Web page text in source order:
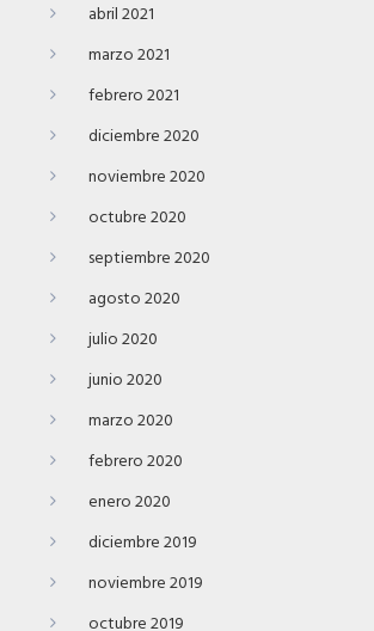
abril 2021
marzo 2021
febrero 2021
diciembre 2020
noviembre 2020
octubre 2020
septiembre 2020
agosto 2020
julio 2020
junio 2020
marzo 2020
febrero 2020
enero 2020
diciembre 2019
noviembre 2019
octubre 2019